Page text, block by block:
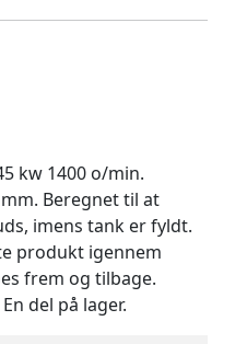
kw 1400 o/min.
Beregnet til at
imens tank er fyldt.
produkt igennem
frem og tilbage.
del på lager.